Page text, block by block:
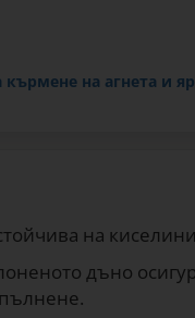
кърмене на агнета и
на
дъно